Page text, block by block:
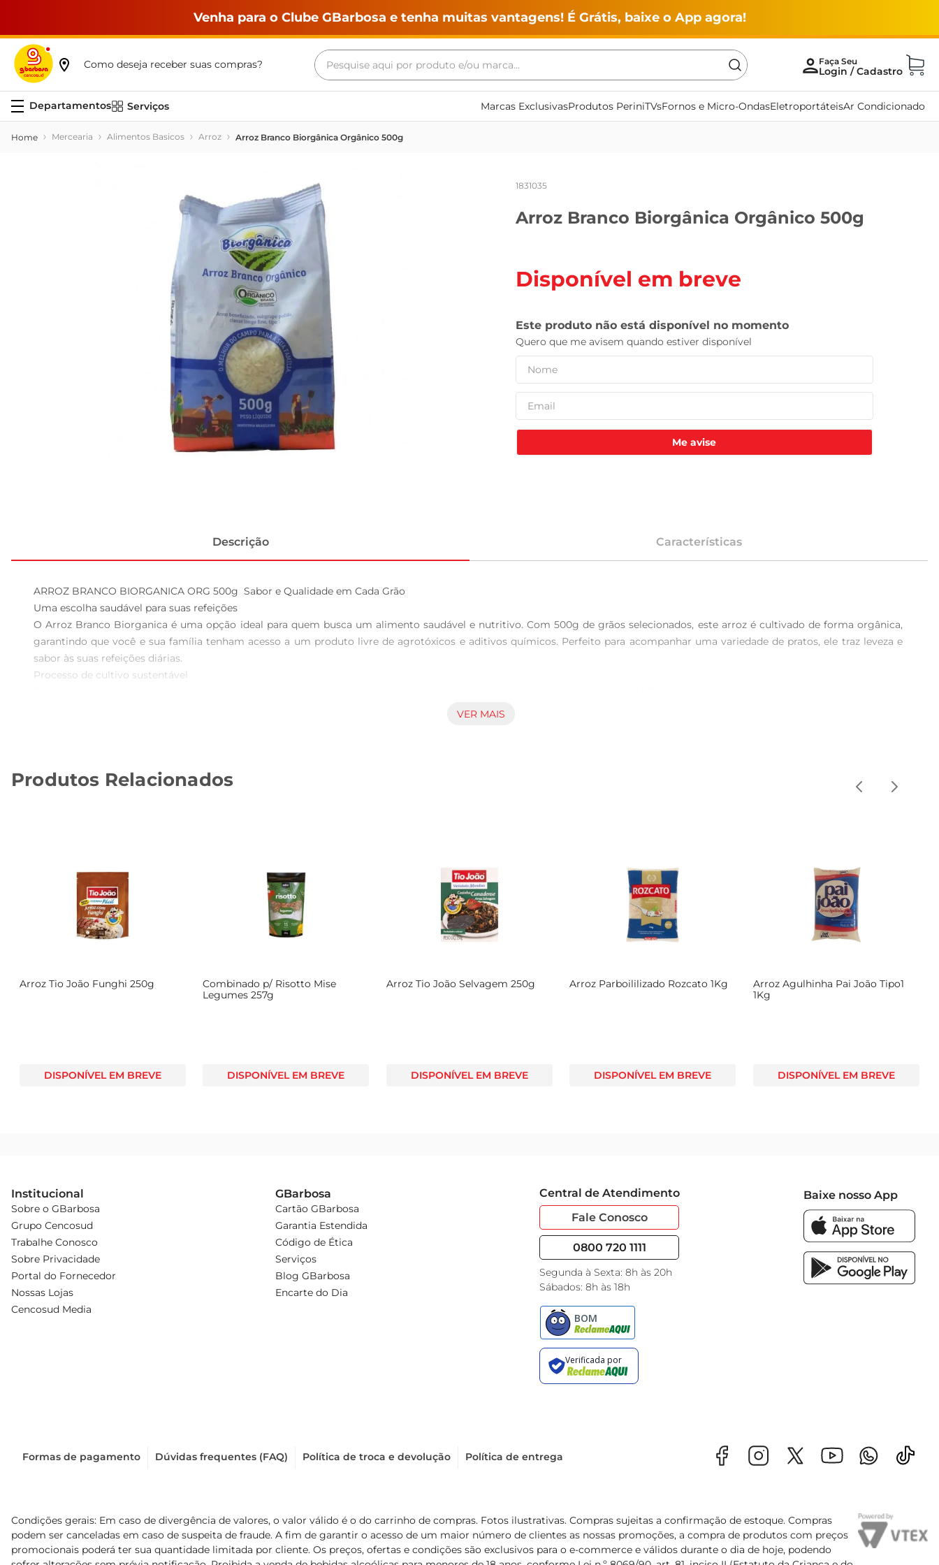
Venha para o Clube GBarbosa e tenha muitas vantagens! É Grátis, baixe o App agora!
Como deseja receber suas compras?
Pesquise aqui por produto e/ou marca...
Serviços Marcas ExclusivasProdutos PeriniTVsFornos e Micro-OndasEletroportáteisAr Condicionado
Mercearia Alimentos Basicos Arroz Arroz Branco Biorgânica Orgânico 500g
1831035
Arroz Branco Biorgânica Orgânico 500g
Disponível em breve
Me avise
Descrição Características
ARROZ BRANCO BIORGANICA ORG 500g  Sabor e Qualidade em Cada Grão
Uma escolha saudável para suas refeições
O Arroz Branco Biorganica é uma opção ideal para quem busca um alimento saudável e nutritivo. Com 500g de grãos selecionados, este arroz é cultivado de forma orgânica,
garantindo que você e sua família tenham acesso a um produto livre de agrotóxicos e aditivos químicos. Perfeito para acompanhar uma variedade de pratos, ele traz leveza e
sabor às suas refeições diárias.
Processo de cultivo sustentável
do solo, mas também contribui para a saúde do ecossistema local. Ao escolher o Arroz Branco Biorganica, você apoia uma agricultura responsável e consciente, que prioriza o
legumes, carnes e molhos, permitindo que você crie refeições saborosas e equilibradas. Além disso, sua textura macia e sabor neutro fazem dele a base ideal para risotos, saladas
VER MAIS
Produtos Relacionados
Arroz Tio João Funghi 250g
DISPONÍVEL EM BREVE
Combinado p/ Risotto Mise
Legumes 257g
DISPONÍVEL EM BREVE
Arroz Tio João Selvagem 250g
DISPONÍVEL EM BREVE
Arroz Parboililizado Rozcato 1Kg
DISPONÍVEL EM BREVE
Arroz Agulhinha Pai João Tipo1
1Kg
DISPONÍVEL EM BREVE
Institucional
Sobre o GBarbosa
Grupo Cencosud
Trabalhe Conosco
Sobre Privacidade
Portal do Fornecedor
Nossas Lojas
Cencosud Media
GBarbosa
Cartão GBarbosa
Garantia Estendida
Código de Ética
Serviços
Blog GBarbosa
Encarte do Dia
Central de Atendimento
Fale Conosco
0800 720 1111
Segunda à Sexta: 8h às 20h
Sábados: 8h às 18h
Baixe nosso App
Formas de pagamento Dúvidas frequentes (FAQ) Política de troca e devolução Política de entrega
Condições gerais: Em caso de divergência de valores, o valor válido é o do carrinho de compras. Fotos ilustrativas. Compras sujeitas a confirmação de estoque. Compras
podem ser canceladas em caso de suspeita de fraude. A fim de garantir o acesso de um maior número de clientes as nossas promoções, a compra de produtos com preços
promocionais poderá ter sua quantidade limitada por cliente. Os preços, ofertas e condições são exclusivos para o e-commerce e válidos durante o dia de hoje, podendo
Termos mais buscados
maquina lavar